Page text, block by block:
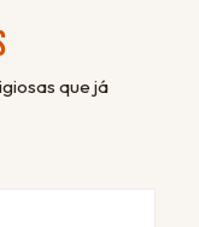
que já